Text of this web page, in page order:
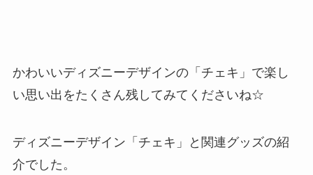
かわいいディズニーデザインの「チェキ」で楽し
い思い出をたくさん残してみてくださいね☆
ディズニーデザイン「チェキ」と関連グッズの紹
介でした。